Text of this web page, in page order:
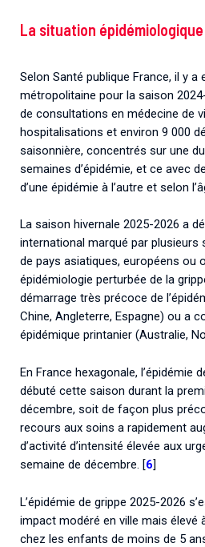
La situation
Selon Santé publique France, il y a
métropolitaine pour la saison
de consultations en médecine de
hospitalisations et environ 9 000
saisonnière, concentrés sur une
semaines d’épidémie, et ce avec
d’une épidémie à l’autre et selon
La saison hivernale 2025-2026 a
international marqué par plusieurs
de pays asiatiques, européens ou
épidémiologie perturbée de la
démarrage très précoce de
Chine, Angleterre, Espagne) ou a
épidémique printanier (Australie,
En France hexagonale, l’épidémie
débuté cette saison durant la
décembre, soit de façon plus
recours aux soins a rapidement
d’activité d’intensité élevée aux
semaine de décembre. [6]
L’épidémie de grippe 2025-2026
impact modéré en ville mais élevé
chez les enfants de moins de 5